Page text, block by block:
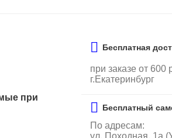
при
Бесплатная
при заказе от 600
г.Екатеринбург
Бесплатный
По адресам:
ул. Походная, 1а